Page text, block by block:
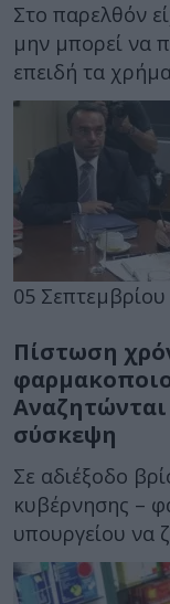
Στο παρελθόν
μην μπορεί να
επειδή τα
05 Σεπτεμβρίου
Πίστωση
Αναζητώνται
σύσκεψη
Σε αδιέξοδο
κυβέρνησης –
υπουργείου να